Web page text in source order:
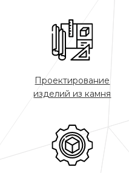
Проектирование
изделий из камня